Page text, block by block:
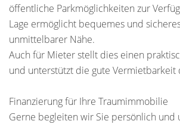
öffentliche Parkmöglichkeiten zur
Lage ermöglicht bequemes und
unmittelbarer Nähe.
Auch für Mieter stellt dies einen
und unterstützt die gute Vermietbarkeit
Finanzierung für Ihre Traumimmobilie
Gerne begleiten wir Sie persönlich und